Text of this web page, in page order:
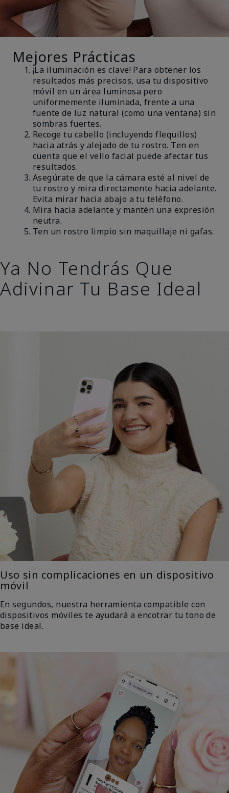
Mejores Prácticas
¡La iluminación es clave! Para obtener los
resultados más precisos, usa tu dispositivo
móvil en un área luminosa pero
uniformemente iluminada, frente a una
fuente de luz natural (como una ventana) sin
sombras fuertes.
Recoge tu cabello (incluyendo flequillos)
hacia atrás y alejado de tu rostro. Ten en
cuenta que el vello facial puede afectar tus
resultados.
Asegúrate de que la cámara esté al nivel de
tu rostro y mira directamente hacia adelante.
Evita mirar hacia abajo a tu teléfono.
Mira hacia adelante y mantén una expresión
neutra.
Ten un rostro limpio sin maquillaje ni gafas.
Ya No Tendrás Que
Adivinar Tu Base Ideal
Uso sin complicaciones en un dispositivo
móvil
En segundos, nuestra herramienta compatible con
dispositivos móviles te ayudará a encotrar tu tono de
base ideal.